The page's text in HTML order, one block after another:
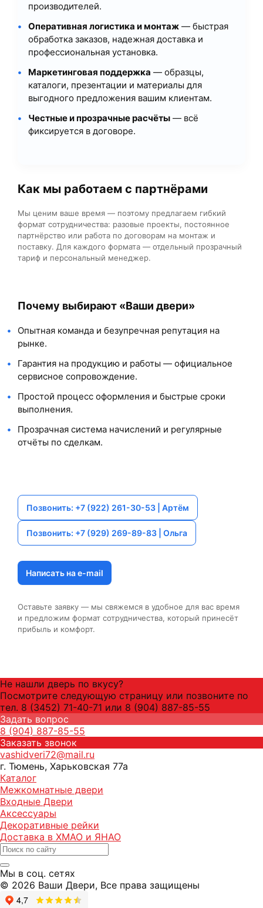
производителей.
Оперативная логистика и монтаж — быстрая
обработка заказов, надежная доставка и
профессиональная установка.
Маркетинговая поддержка — образцы,
каталоги, презентации и материалы для
выгодного предложения вашим клиентам.
Честные и прозрачные расчёты — всё
фиксируется в договоре.
Как мы работаем с партнёрами
Мы ценим ваше время — поэтому предлагаем гибкий
формат сотрудничества: разовые проекты, постоянное
партнёрство или работа по договорам на монтаж и
поставку. Для каждого формата — отдельный прозрачный
тариф и персональный менеджер.
Почему выбирают «Ваши двери»
Опытная команда и безупречная репутация на
рынке.
Гарантия на продукцию и работы — официальное
сервисное сопровождение.
Простой процесс оформления и быстрые сроки
выполнения.
Прозрачная система начислений и регулярные
отчёты по сделкам.
Позвонить: +7 (922) 261-30-53 | Артём
Позвонить: +7 (929) 269-89-83 | Ольга
Написать на e-mail
Оставьте заявку — мы свяжемся в удобное для вас время
и предложим формат сотрудничества, который принесёт
прибыль и комфорт.
Не нашли дверь по вкусу?
Посмотрите следующую страницу или позвоните по
тел. 8 (3452) 71-40-71 или 8 (904) 887-85-55
Задать вопрос
8 (904) 887-85-55
Заказать звонок
vashidveri72@mail.ru
г. Тюмень, Харьковская 77а
Каталог
Межкомнатные двери
Входные Двери
Аксессуары
Декоративные рейки
Доставка в ХМАО и ЯНАО
Мы в соц. сетях
© 2026 Ваши Двери, Все права защищены